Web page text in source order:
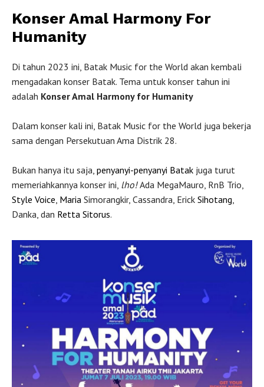
Konser Amal Harmony For
Humanity
Di tahun 2023 ini, Batak Music for the World akan kembali
mengadakan konser Batak. Tema untuk konser tahun ini
adalah Konser Amal Harmony for Humanity
Dalam konser kali ini, Batak Music for the World juga bekerja
sama dengan Persekutuan Ama Distrik 28.
Bukan hanya itu saja, penyanyi-penyanyi Batak juga turut
memeriahkannya konser ini, lho!Ada MegaMauro, RnB Trio,
Style Voice, Maria Simorangkir, Cassandra, Erick Sihotang,
Danka, dan Retta Sitorus.